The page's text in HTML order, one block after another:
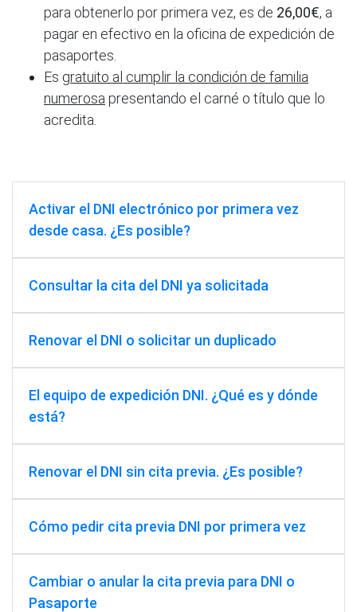
para obtenerlo por primera vez, es de 26,00€, a
pagar en efectivo en la oficina de expedición de
pasaportes.
Es gratuito al cumplir la condición de familia
numerosa presentando el carné o título que lo
acredita.
Activar el DNI electrónico por primera vez
desde casa. ¿Es posible?
Consultar la cita del DNI ya solicitada
Renovar el DNI o solicitar un duplicado
El equipo de expedición DNI. ¿Qué es y dónde
está?
Renovar el DNI sin cita previa. ¿Es posible?
Cómo pedir cita previa DNI por primera vez
Cambiar o anular la cita previa para DNI o
Pasaporte